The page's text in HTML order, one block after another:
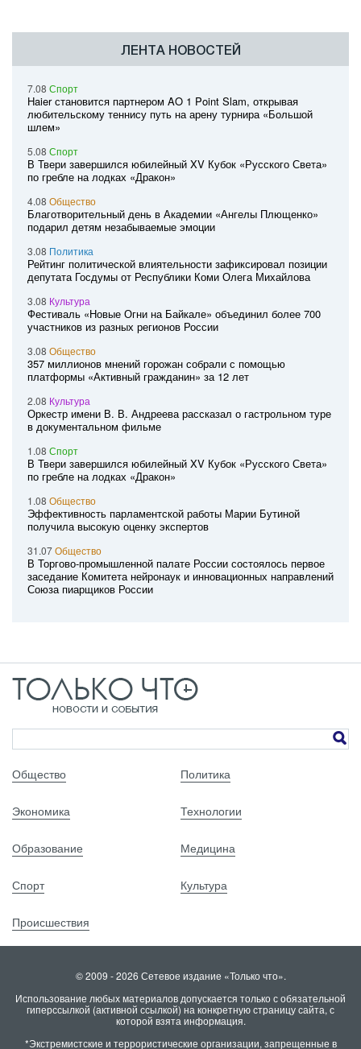
ЛЕНТА НОВОСТЕЙ
7.08 Спорт
Haier становится партнером AO 1 Point Slam, открывая
любительскому теннису путь на арену турнира «Большой
шлем»
5.08 Спорт
В Твери завершился юбилейный XV Кубок «Русского Света»
по гребле на лодках «Дракон»
4.08 Общество
Благотворительный день в Академии «Ангелы Плющенко»
подарил детям незабываемые эмоции
3.08 Политика
Рейтинг политической влиятельности зафиксировал позиции
депутата Госдумы от Республики Коми Олега Михайлова
3.08 Культура
Фестиваль «Новые Огни на Байкале» объединил более 700
участников из разных регионов России
3.08 Общество
357 миллионов мнений горожан собрали с помощью
платформы «Активный гражданин» за 12 лет
2.08 Культура
Оркестр имени В. В. Андреева рассказал о гастрольном туре
в документальном фильме
1.08 Спорт
В Твери завершился юбилейный XV Кубок «Русского Света»
по гребле на лодках «Дракон»
1.08 Общество
Эффективность парламентской работы Марии Бутиной
получила высокую оценку экспертов
31.07Общество
В Торгово-промышленной палате России состоялось первое
заседание Комитета нейронаук и инновационных направлений
Союза пиарщиков России
Общество Политика
Экономика Технологии
Образование Медицина
Спорт Культура
Происшествия
© 2009 - 2026 Сетевое издание «Только что».
Использование любых материалов допускается только с обязательной
гиперссылкой (активной ссылкой) на конкретную страницу сайта, с
которой взята информация.
*Экстремистские и террористические организации, запрещенные в